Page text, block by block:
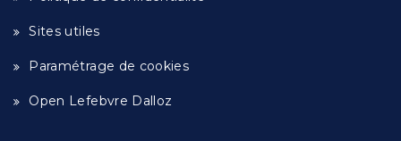
Sites utiles
Paramétrage de cookies
Open Lefebvre Dalloz